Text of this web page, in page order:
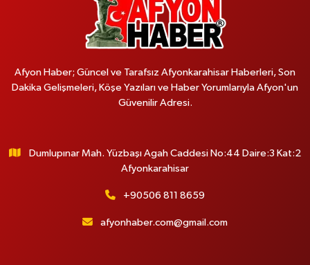
Afyon Haber; Güncel ve Tarafsız Afyonkarahisar Haberleri, Son
Dakika Gelişmeleri, Köşe Yazıları ve Haber Yorumlarıyla Afyon'un
Güvenilir Adresi.
Dumlupınar Mah. Yüzbaşı Agah Caddesi No:44 Daire:3 Kat:2
Afyonkarahisar
+90506 811 8659
afyonhaber.com@gmail.com